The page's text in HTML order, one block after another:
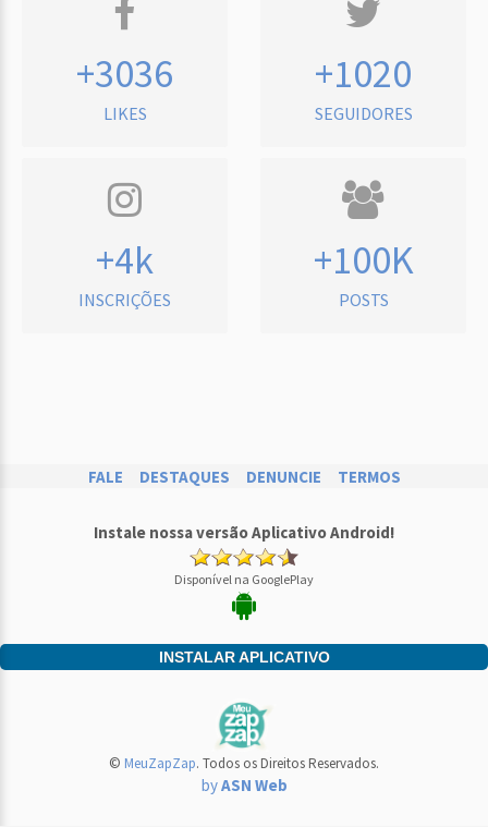
+3036
LIKES
+1020
SEGUIDORES
+4k
INSCRIÇÕES
+100K
POSTS
FALE DESTAQUES DENUNCIE TERMOS
Instale nossa versão Aplicativo Android!
Disponível na GooglePlay
INSTALAR APLICATIVO
© MeuZapZap. Todos os Direitos Reservados.
byASN Web